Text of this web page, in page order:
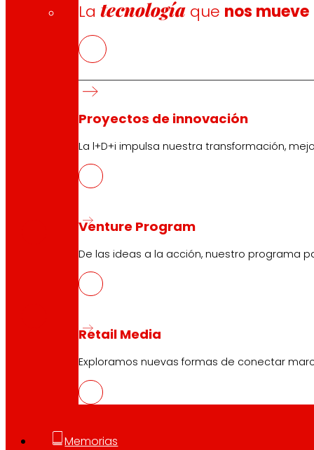
Latecnología que nos mueve
Proyectos de innovación
La l+D+i impulsa nuestra transformación,
Venture Program
De las ideas a la acción, nuestro programa
Retail Media
Exploramos nuevas formas de conectar
Memorias
Síguenos